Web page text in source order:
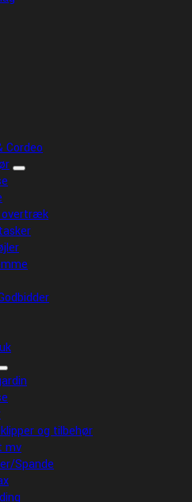
Cordeo
overtræk
og tilbehør
mv
Spande